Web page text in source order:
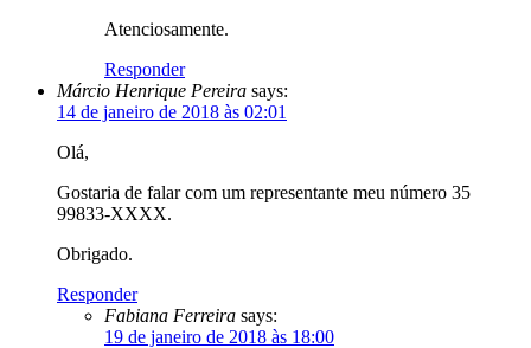
Atenciosamente.
Responder
Márcio Henrique Pereira says:
14 de janeiro de 2018 às 02:01
Olá,
Gostaria de falar com um representante meu número 35
99833-XXXX.
Obrigado.
Responder
Fabiana Ferreira says:
19 de janeiro de 2018 às 18:00